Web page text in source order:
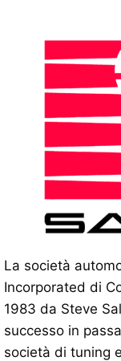
La società
Incorporated di
1983 da Steve
successo in
società di tuning